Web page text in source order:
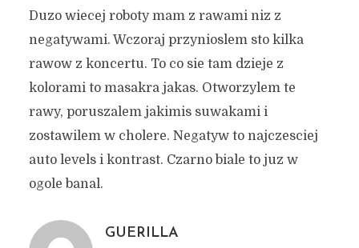
Duzo wiecej roboty mam z rawami niz z
negatywami. Wczoraj przynioslem sto kilka
rawow z koncertu. To co sie tam dzieje z
kolorami to masakra jakas. Otworzylem te
rawy, poruszalem jakimis suwakami i
zostawilem w cholere. Negatyw to najczesciej
auto levels i kontrast. Czarno biale to juz w
ogole banal.
GUERILLA